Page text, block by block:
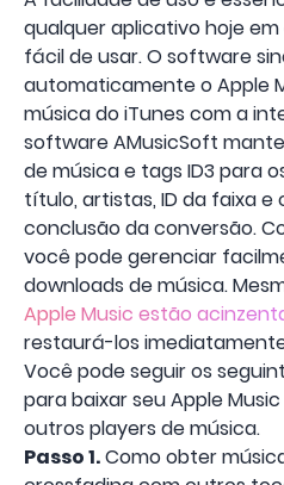
qualquer aplicativo hoje
fácil de usar. O software
automaticamente o Apple
música do iTunes com a
software AMusicSoft
de música e tags ID3 para
título, artistas, ID da faixa
conclusão da conversão.
você pode gerenciar
downloads de música.
Apple Music estão
restaurá-los
Você pode seguir os
para baixar seu Apple
outros players de música.
Passo 1.Como obter